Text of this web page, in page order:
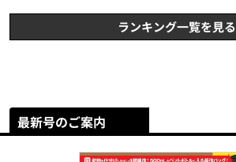
ランキング一覧を見る
最新号のご案内